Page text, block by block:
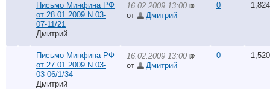
Письмо Минфина РФ
от 28.01.2009 N 03-
07-11/21
Дмитрий
16.02.2009 13:00
от
Дмитрий
0 1,824
Письмо Минфина РФ
от 27.01.2009 N 03-
03-06/1/34
Дмитрий
16.02.2009 13:00
от
Дмитрий
0 1,520